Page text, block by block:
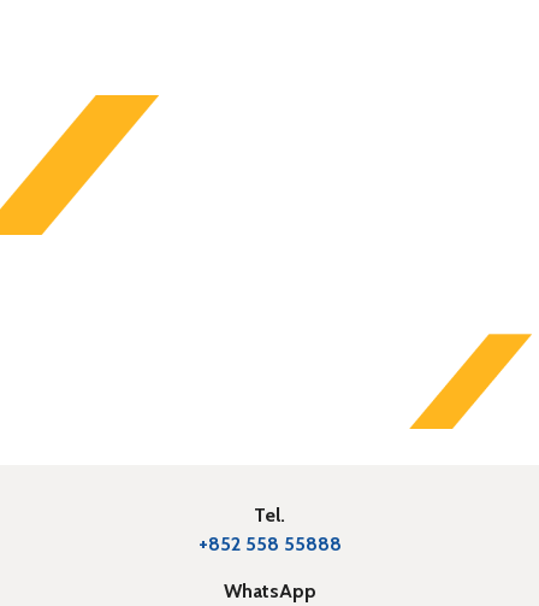
Tel.
+852 558 55888
WhatsApp